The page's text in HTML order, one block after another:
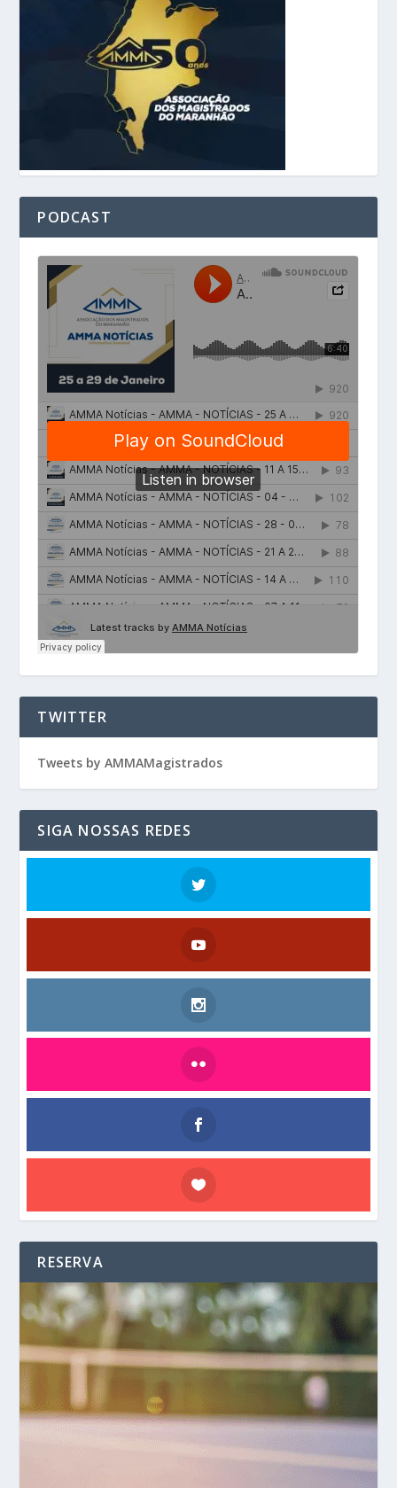
PODCAST
TWITTER
Tweets by AMMAMagistrados
SIGA NOSSAS REDES
RESERVA